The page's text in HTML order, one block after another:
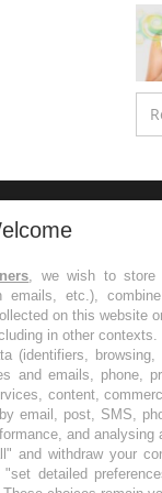
les semaines les
, we wish to store
emails, etc.),
on this website
in other contexts.
(identifiers,
and emails, phone,
content,
email, post, SMS,
and analysing
and withdraw your
detailed